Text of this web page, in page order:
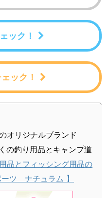
ック！
ック！
オリジナルブランド
の釣り用品とキャンプ道
品とフィッシング用品の
ツ ナチュラム 】